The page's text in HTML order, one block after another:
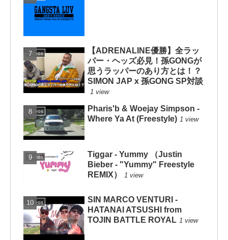
Videos
【ADRENALINE優勝】全ラッ
パー・ヘッズ必見！孫GONGが
思うラッパーのあり方とは！？
SIMON JAP x 孫GONG SP対談
1 view
Videos
Pharis'b & Woejay Simpson -
Where Ya At (Freestyle) 1 view
Videos
Tiggar - Yummy （Justin
Bieber - "Yummy" Freestyle
REMIX）
1 view
Videos
SIN MARCO VENTURI -
HATANAI ATSUSHI from
TOJIN BATTLE ROYAL 1 view